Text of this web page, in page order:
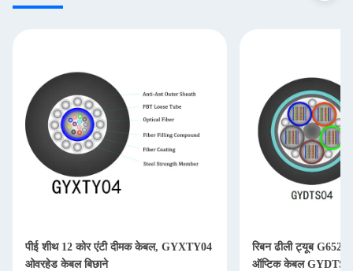
पीई शीथ 12 कोर एंटी दीमक केबल, GYXTY04
ओवरहेड केबल बिछाने
रिबन ढीली ट्यूब
ऑप्टिक केबल